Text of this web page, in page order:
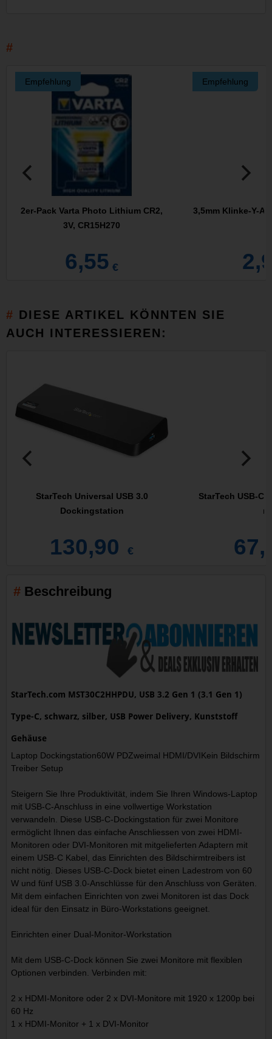
Empfehlung
2er-Pack Varta Photo Lithium CR2,
3V, CR15H270
6,55 €
Empfehlung
3,5mm Klinke-Y-
DIESE ARTIKEL KÖNNTEN SIE
AUCH INTERESSIEREN:
StarTech Universal USB 3.0
Dockingstation
130,90 €
StarTech USB-C
Beschreibung
StarTech.com MST30C2HHPDU, USB 3.2 Gen 1 (3.1 Gen 1)
Type-C, schwarz, silber, USB Power Delivery, Kunststoff
Gehäuse
Laptop Dockingstation60W PDZweimal HDMI/DVIKein Bildschirm
Treiber Setup
Steigern Sie Ihre Produktivität, indem Sie Ihren Windows-Laptop
mit USB-C-Anschluss in eine vollwertige Workstation
verwandeln. Diese USB-C-Dockingstation für zwei Monitore
ermöglicht Ihnen das einfache Anschliessen von zwei HDMI-
Monitoren oder DVI-Monitoren mit mitgelieferten Adaptern mit
einem USB-C Kabel, das Einrichten des Bildschirmtreibers ist
nicht nötig. Dieses USB-C-Dock bietet einen Ladestrom von 60
W und fünf USB 3.0-Anschlüsse für den Anschluss von Geräten.
Mit dem einfachen Einrichten von zwei Monitoren ist das Dock
ideal für den Einsatz in Büro-Workstations geeignet.
Einrichten einer Dual-Monitor-Workstation
Mit dem USB-C-Dock können Sie zwei Monitore mit flexiblen
Optionen verbinden. Verbinden mit:
2 x HDMI-Monitore oder 2 x DVI-Monitore mit 1920 x 1200p bei
60 Hz
1 x HDMI-Monitor + 1 x DVI-Monitor